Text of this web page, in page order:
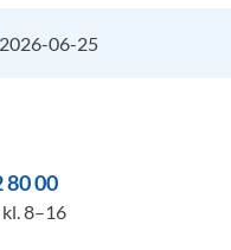
06-25
80 00
8–16